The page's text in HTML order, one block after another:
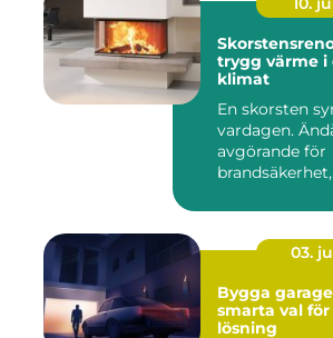
trygg värme
klimat
En skorsten
vardagen.
avgörande för
brandsäkerhet,
03.
Bygga
smarta val
lösning